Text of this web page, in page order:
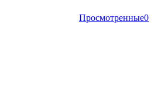
Просмотренные0